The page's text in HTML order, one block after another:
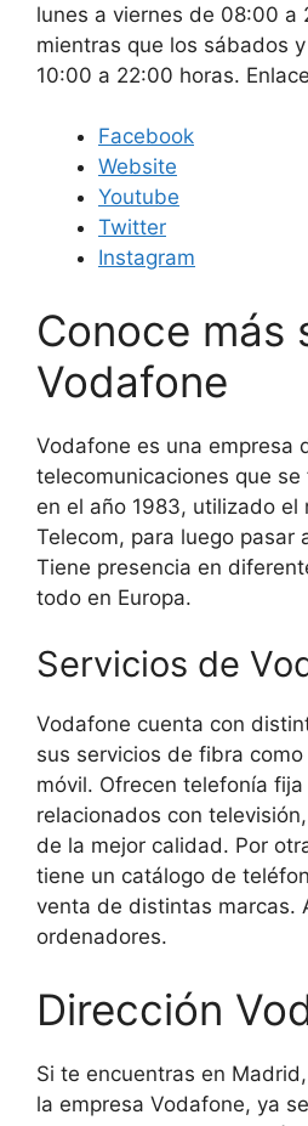
lunes a viernes de 08:00 a
mientras que los sábados
10:00 a 22:00 horas.
Facebook
Website
Youtube
Twitter
Instagram
Conoce más
Vodafone
Vodafone es una empresa
telecomunicaciones que
en el año 1983, utilizado el
Telecom, para luego pasar
Tiene presencia en
todo en Europa.
Servicios de
Vodafone cuenta con
sus servicios de fibra
móvil. Ofrecen telefonía
relacionados con
de la mejor calidad. Por
tiene un catálogo de
venta de distintas marcas.
ordenadores.
Dirección
Si te encuentras en
la empresa Vodafone, ya